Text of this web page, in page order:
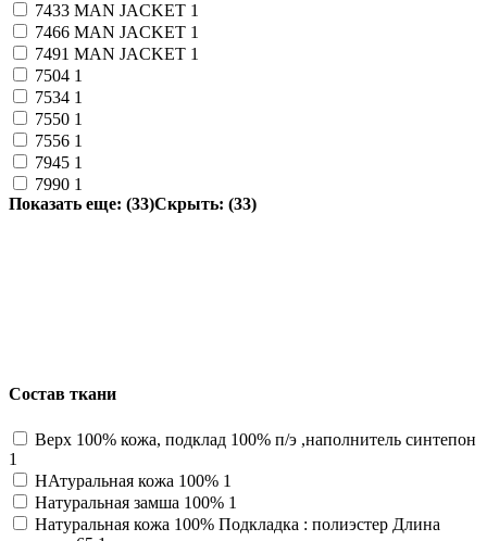
7433 MAN JACKET 1
7466 MAN JACKET 1
7491 MAN JACKET 1
7504 1
7534 1
7550 1
7556 1
7945 1
7990 1
Показать еще: (33)Скрыть: (33)
Состав ткани
Верх 100% кожа, подклад 100% п/э ,наполнитель синтепон
1
НАтуральная кожа 100% 1
Натуральная замша 100% 1
Натуральная кожа 100% Подкладка : полиэстер Длина